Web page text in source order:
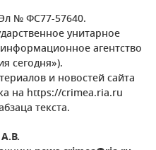
№ ФС77-57640.
унитарное
агентство
сегодня»).
и новостей сайта
на https://crimea.ria.ru
текста.